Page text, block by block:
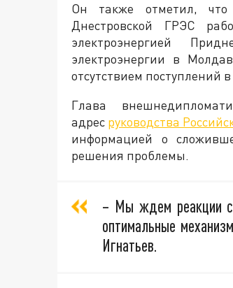
Он также отметил,
Днестровской ГРЭС
электроэнергией
электроэнергии в
отсутствием поступлений
Глава
адрес руководства
информацией о
решения проблемы.
– Мы ждем реакции
оптимальные
Игнатьев.